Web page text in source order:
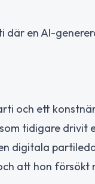
en AI-
och ett
tidigare
digitala
att hon